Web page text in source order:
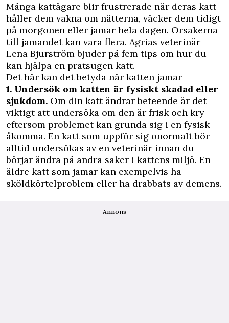
Många kattägare blir frustrerade när deras katt
håller dem vakna om nätterna, väcker dem tidigt
på morgonen eller jamar hela dagen. Orsakerna
till jamandet kan vara flera. Agrias veterinär
Lena Bjurström bjuder på fem tips om hur du
kan hjälpa en pratsugen katt.
Det här kan det betyda när katten jamar
1. Undersök om katten är fysiskt skadad eller
sjukdom. Om din katt ändrar beteende är det
viktigt att undersöka om den är frisk och kry
eftersom problemet kan grunda sig i en fysisk
åkomma. En katt som uppför sig onormalt bör
alltid undersökas av en veterinär innan du
börjar ändra på andra saker i kattens miljö. En
äldre katt som jamar kan exempelvis ha
sköldkörtelproblem eller ha drabbats av demens.
Annons